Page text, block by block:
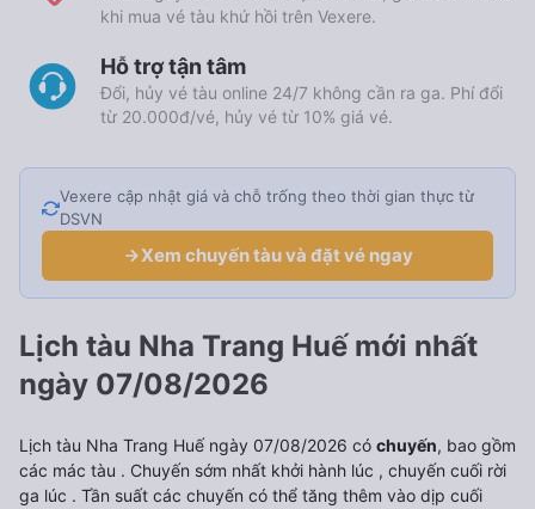
khi mua vé tàu khứ hồi trên Vexere.
Hỗ trợ tận tâm
Đổi, hủy vé tàu online 24/7 không cần ra ga. Phí đổi
từ 20.000đ/vé, hủy vé từ 10% giá vé.
Vexere cập nhật giá và chỗ trống theo thời gian thực từ
DSVN
Xem chuyến tàu và đặt vé ngay
Lịch tàu Nha Trang Huế mới nhất
ngày 07/08/2026
Lịch tàu Nha Trang Huế ngày 07/08/2026 có chuyến, bao gồm
các mác tàu . Chuyến sớm nhất khởi hành lúc , chuyến cuối rời
ga lúc . Tần suất các chuyến có thể tăng thêm vào dịp cuối